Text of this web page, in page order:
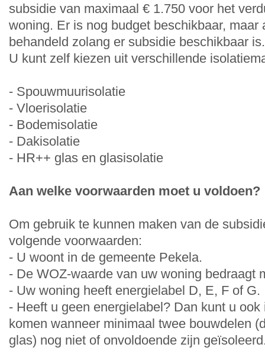
subsidie van maximaal € 1.750 voor het
woning. Er is nog budget beschikbaar, maar
behandeld zolang er subsidie beschikbaar is.
U kunt zelf kiezen uit verschillende
- Spouwmuurisolatie
- Vloerisolatie
- Bodemisolatie
- Dakisolatie
- HR++ glas en glasisolatie
Aan welke voorwaarden moet u voldoen?
Om gebruik te kunnen maken van de
volgende voorwaarden:
- U woont in de gemeente Pekela.
- De WOZ-waarde van uw woning bedraagt
- Uw woning heeft energielabel D, E, F of G.
- Heeft u geen energielabel? Dan kunt u ook
komen wanneer minimaal twee bouwdelen
glas) nog niet of onvoldoende zijn